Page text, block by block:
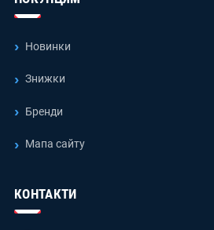
Новинки
Знижки
Бренди
Мапа сайту
КОНТАКТИ